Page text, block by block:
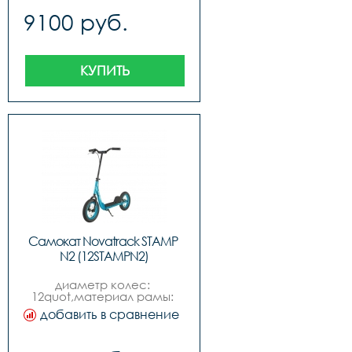
100кг,материал колес:
бутил, камера,место
7,2 кг,возраст: 5
9100 руб.
КУПИТЬ
Самокат Novatrack STAMP
N2 (12STAMPN2)
диаметр колес:
12quot,материал рамы:
сталь,пол: для
мальчиковдля
добавить в сравнение